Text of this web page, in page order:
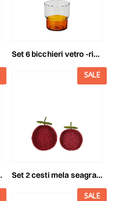
set 6 bicchieri vetro -riga- d.8 cm h.8,5 cm trasparente/arancio
SALE
set 2 cesti mela seagrass 39/34x32/29 cm h.6,5/4,5 cm rosso
SALE